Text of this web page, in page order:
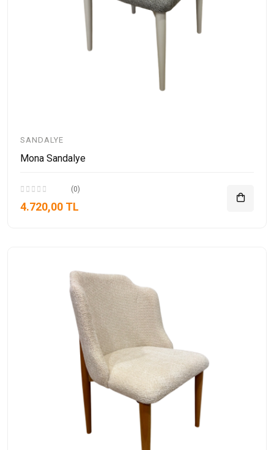
SANDALYE
Mona Sandalye
(0)
4.720,00 TL